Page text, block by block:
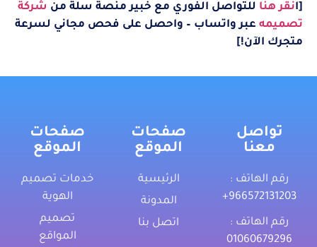
[انقر هنا للتواصل الفوري مع خبير منصة سلة من شركة
تصميمه عبر واتساب – واحصل على فحص مجاني لسرعة
متجرك الآن!]
تواصل
معنا
رقم الهاتف :
‎+966572131203
رقم الهاتف :
01060679296
صفحات
الموقع
الرئيسية
المدونة
اتصل بنا
صفحات
الموقع
خدمات تصميم
الهوية
تصميم
المواقع